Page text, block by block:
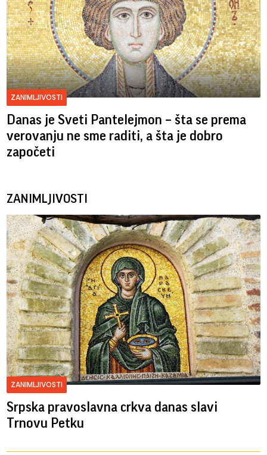
ZANIMLJIVOSTI
Danas je Sveti Pantelejmon – šta se prema
verovanju ne sme raditi, a šta je dobro
započeti
ZANIMLJIVOSTI
ZANIMLJIVOSTI
Srpska pravoslavna crkva danas slavi
Trnovu Petku